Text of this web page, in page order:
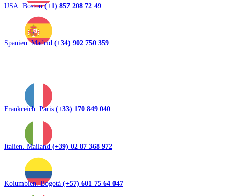
USA. Boston(+1) 857 208 72 49
Spanien. Madrid (+34) 902 750 359
Frankreich. Paris (+33) 170 849 040
Italien. Mailand (+39) 02 87 368 972
Kolumbien. Bogotá (+57) 601 75 64 047